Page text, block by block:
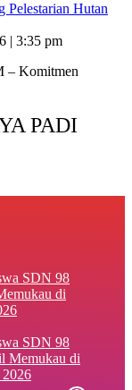
Pelestarian Hutan
| 3:35 pm
Komitmen
PADI
SDN 98
Memukau di